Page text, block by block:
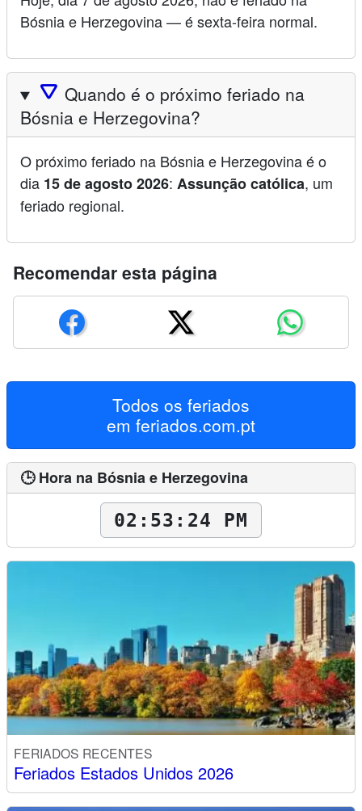
Bósnia e Herzegovina — é sexta-feira normal.
🛆 Quando é o próximo feriado na
Bósnia e Herzegovina?
O próximo feriado na Bósnia e Herzegovina é o
dia 15 de agosto 2026: Assunção católica, um
feriado regional.
Recomendar esta página
Todos os feriados
em feriados.com.pt
🕒 Hora na Bósnia e Herzegovina
02:53:25 PM
FERIADOS RECENTES
Feriados Estados Unidos 2026